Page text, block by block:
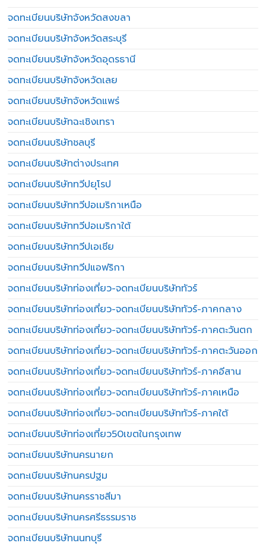
จดทะเบียนบริษัทจังหวัดสงขลา
จดทะเบียนบริษัทจังหวัดสระบุรี
จดทะเบียนบริษัทจังหวัดอุดรธานี
จดทะเบียนบริษัทจังหวัดเลย
จดทะเบียนบริษัทจังหวัดแพร่
จดทะเบียนบริษัทฉะเชิงเทรา
จดทะเบียนบริษัทชลบุรี
จดทะเบียนบริษัทต่างประเทศ
จดทะเบียนบริษัททวีปยุโรป
จดทะเบียนบริษัททวีปอเมริกาเหนือ
จดทะเบียนบริษัททวีปอเมริกาใต้
จดทะเบียนบริษัททวีปเอเชีย
จดทะเบียนบริษัททวีปแอฟริกา
จดทะเบียนบริษัทท่องเที่ยว-จดทะเบียนบริษัททัวร์
จดทะเบียนบริษัทท่องเที่ยว-จดทะเบียนบริษัททัวร์-ภาคกลาง
จดทะเบียนบริษัทท่องเที่ยว-จดทะเบียนบริษัททัวร์-ภาคตะวันตก
จดทะเบียนบริษัทท่องเที่ยว-จดทะเบียนบริษัททัวร์-ภาคตะวันออก
จดทะเบียนบริษัทท่องเที่ยว-จดทะเบียนบริษัททัวร์-ภาคอีสาน
จดทะเบียนบริษัทท่องเที่ยว-จดทะเบียนบริษัททัวร์-ภาคเหนือ
จดทะเบียนบริษัทท่องเที่ยว-จดทะเบียนบริษัททัวร์-ภาคใต้
จดทะเบียนบริษัทท่องเที่ยว50เขตในกรุงเทพ
จดทะเบียนบริษัทนครนายก
จดทะเบียนบริษัทนครปฐม
จดทะเบียนบริษัทนครราชสีมา
จดทะเบียนบริษัทนครศรีธรรมราช
จดทะเบียนบริษัทนนทบุรี